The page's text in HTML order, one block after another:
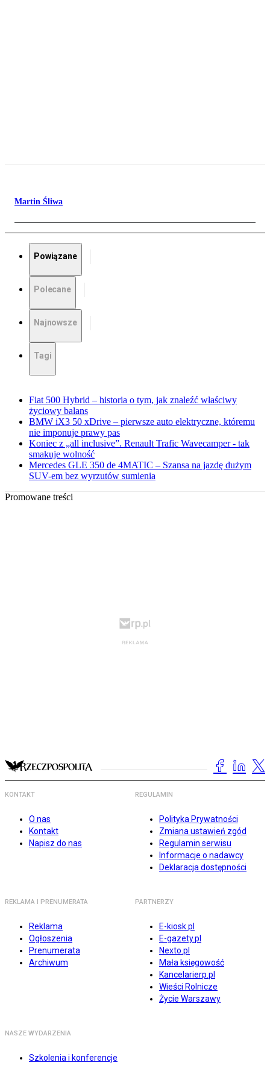
Martin Śliwa
Powiązane
Polecane
Najnowsze
Tagi
Fiat 500 Hybrid – historia o tym, jak znaleźć właściwy
życiowy balans
BMW iX3 50 xDrive – pierwsze auto elektryczne, któremu
nie imponuje prawy pas
Koniec z „all inclusive”. Renault Trafic Wavecamper - tak
smakuje wolność
Mercedes GLE 350 de 4MATIC – Szansa na jazdę dużym
SUV-em bez wyrzutów sumienia
Promowane treści
KONTAKT
O nas
Kontakt
Napisz do nas
REGULAMIN
Polityka Prywatności
Zmiana ustawień zgód
Regulamin serwisu
Informacje o nadawcy
Deklaracja dostępności
REKLAMA I PRENUMERATA
Reklama
Ogłoszenia
Prenumerata
Archiwum
PARTNERZY
E-kiosk.pl
E-gazety.pl
Nexto.pl
Mała księgowość
Kancelarierp.pl
Wieści Rolnicze
Życie Warszawy
NASZE WYDARZENIA
Szkolenia i konferencje